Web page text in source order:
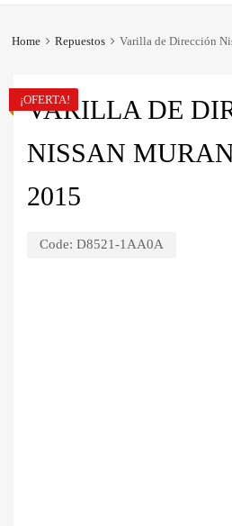
Home Repuestos Varilla de Dirección
VARILLA DE
NISSAN
2015
Code: D8521-1AA0A
¡OFERTA!